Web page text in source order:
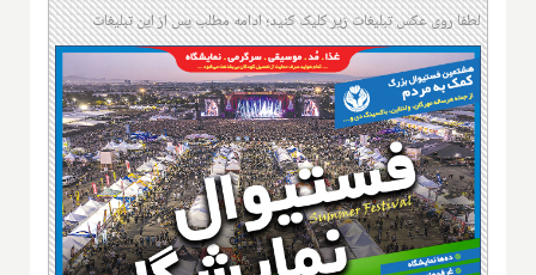
لطفا روی عکس تبلیغات زیر کلیک کنید؛ ادامه مطلب پس از این تبلیغات